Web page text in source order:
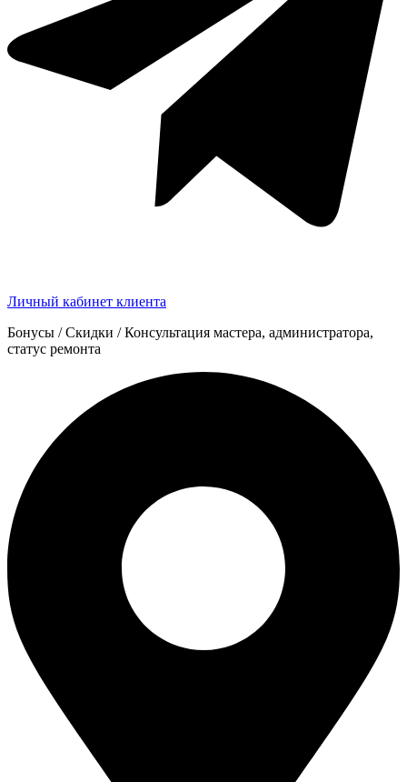
Личный кабинет клиента
Бонусы / Скидки / Консультация мастера, администратора,
статус ремонта